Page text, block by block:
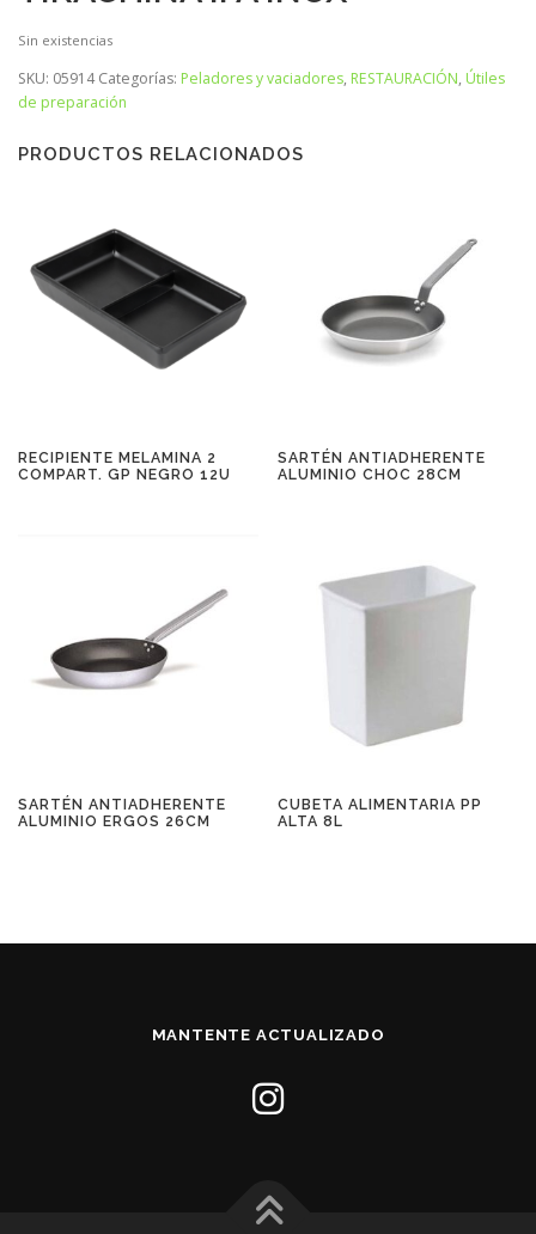
Sin existencias
SKU: 05914 Categorías: Peladores y vaciadores, RESTAURACIÓN, Útiles
de preparación
PRODUCTOS RELACIONADOS
RECIPIENTE MELAMINA 2
COMPART. GP NEGRO 12U
SARTÉN ANTIADHERENTE
ALUMINIO CHOC 28CM
SARTÉN ANTIADHERENTE
ALUMINIO ERGOS 26CM
CUBETA ALIMENTARIA PP
ALTA 8L
MANTENTE ACTUALIZADO